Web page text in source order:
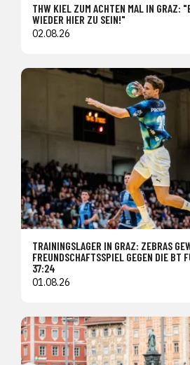
THW KIEL ZUM ACHTEN MAL IN GRAZ:
WIEDER HIER ZU SEIN!"
02.08.26
TRAININGSLAGER IN GRAZ: ZEBRAS
FREUNDSCHAFTSSPIEL GEGEN DIE BT
37:24
01.08.26